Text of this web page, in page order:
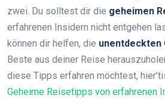
zwei. Du solltest dir die geheimen
erfahrenen Insidern nicht entgehen
können dir helfen, die unentdeckten
Beste aus deiner Reise
diese Tipps erfahren möchtest,
Geheime Reisetipps von erfahrenen